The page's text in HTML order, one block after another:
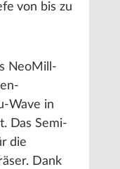
von bis zu
NeoMill-
Wave in
Das Semi-
die
Dank